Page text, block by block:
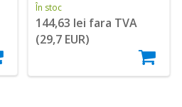
În stoc
144,63 lei fara TVA
(29,7 EUR)